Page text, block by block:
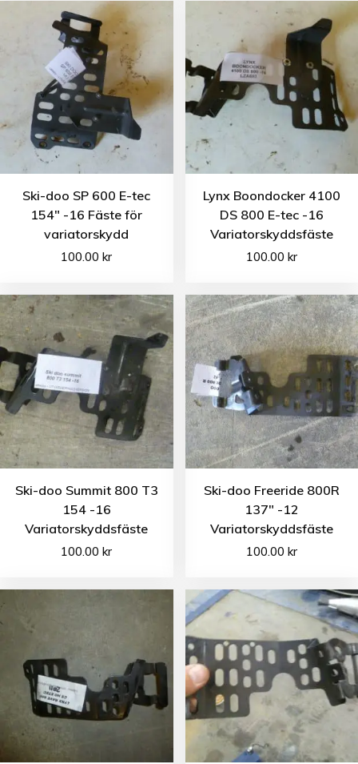
Ski-doo SP 600 E-tec
154″ -16 Fäste för
variatorskydd
100.00kr
Lynx Boondocker 4100
DS 800 E-tec -16
Variatorskyddsfäste
100.00 kr
Ski-doo Summit 800 T3
154 -16
Variatorskyddsfäste
100.00kr
Ski-doo Freeride 800R
137″ -12
Variatorskyddsfäste
100.00 kr